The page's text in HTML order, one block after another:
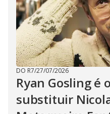
DO R7/27/07/2026
Ryan Gosling é
substituir